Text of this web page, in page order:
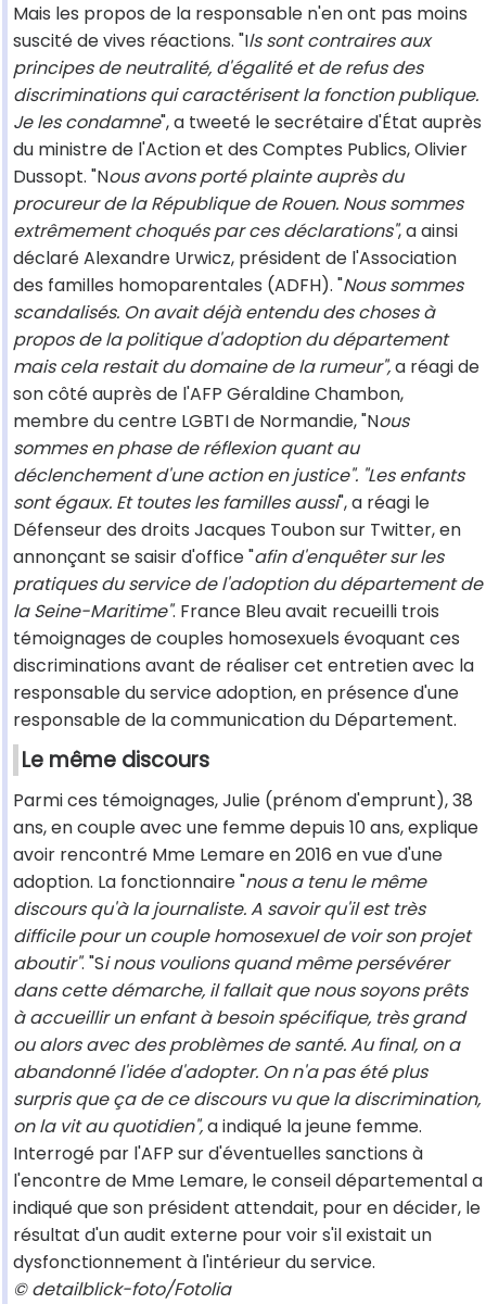
Mais les propos de la responsable n'en ont pas moins
suscité de vives réactions. "Ils sont contraires aux
principes de neutralité, d'égalité et de refus des
discriminations qui caractérisent la fonction publique.
Je les condamne", a tweeté le secrétaire d'État auprès
du ministre de l'Action et des Comptes Publics, Olivier
Dussopt. "Nous avons porté plainte auprès du
procureur de la République de Rouen. Nous sommes
extrêmement choqués par ces déclarations", a ainsi
déclaré Alexandre Urwicz, président de l'Association
des familles homoparentales (ADFH). "Nous sommes
scandalisés. On avait déjà entendu des choses à
propos de la politique d'adoption du département
mais cela restait du domaine de la rumeur",a réagi de
son côté auprès de l'AFP Géraldine Chambon,
membre du centre LGBTI de Normandie, "Nous
sommes en phase de réflexion quant au
déclenchement d'une action en justice". "Les enfants
sont égaux. Et toutes les familles aussi", a réagi le
Défenseur des droits Jacques Toubon sur Twitter, en
annonçant se saisir d'office "afin d'enquêter sur les
pratiques du service de l'adoption du département de
la Seine-Maritime". France Bleu avait recueilli trois
témoignages de couples homosexuels évoquant ces
discriminations avant de réaliser cet entretien avec la
responsable du service adoption, en présence d'une
responsable de la communication du Département.
Le même discours
Parmi ces témoignages, Julie (prénom d'emprunt), 38
ans, en couple avec une femme depuis 10 ans, explique
avoir rencontré Mme Lemare en 2016 en vue d'une
adoption. La fonctionnaire "nous a tenu le même
discours qu'à la journaliste. A savoir qu'il est très
difficile pour un couple homosexuel de voir son projet
aboutir". "Si nous voulions quand même persévérer
dans cette démarche, il fallait que nous soyons prêts
à accueillir un enfant à besoin spécifique, très grand
ou alors avec des problèmes de santé. Au final, on a
abandonné l'idée d'adopter. On n'a pas été plus
surpris que ça de ce discours vu que la discrimination,
on la vit au quotidien",a indiqué la jeune femme.
Interrogé par l'AFP sur d'éventuelles sanctions à
l'encontre de Mme Lemare, le conseil départemental a
indiqué que son président attendait, pour en décider, le
résultat d'un audit externe pour voir s'il existait un
dysfonctionnement à l'intérieur du service.
© detailblick-foto/Fotolia